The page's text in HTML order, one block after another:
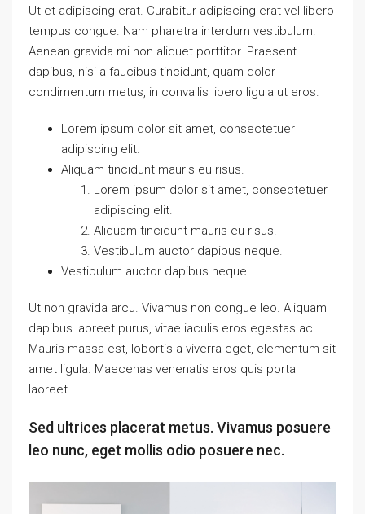
Ut et adipiscing erat. Curabitur adipiscing erat vel libero
tempus congue. Nam pharetra interdum vestibulum.
Aenean gravida mi non aliquet porttitor. Praesent
dapibus, nisi a faucibus tincidunt, quam dolor
condimentum metus, in convallis libero ligula ut eros.
Lorem ipsum dolor sit amet, consectetuer
adipiscing elit.
Aliquam tincidunt mauris eu risus.
Lorem ipsum dolor sit amet, consectetuer
adipiscing elit.
Aliquam tincidunt mauris eu risus.
Vestibulum auctor dapibus neque.
Vestibulum auctor dapibus neque.
Ut non gravida arcu. Vivamus non congue leo. Aliquam
dapibus laoreet purus, vitae iaculis eros egestas ac.
Mauris massa est, lobortis a viverra eget, elementum sit
amet ligula. Maecenas venenatis eros quis porta
laoreet.
Sed ultrices placerat metus. Vivamus posuere
leo nunc, eget mollis odio posuere nec.